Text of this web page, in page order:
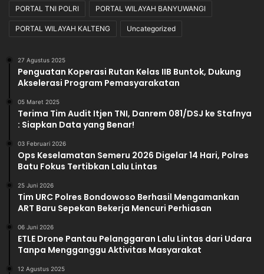
PORTAL TNI POLRI PORTAL WILAYAH BANYUWANGI
PORTAL WILAYAH KALTENG Uncategorized
27 Agustus 2025
Penguatan Koperasi Rutan Kelas IIB Buntok, Dukung
Akselerasi Program Pemasyarakatan
05 Maret 2025
Terima Tim Audit Itjen TNI, Danrem 081/DSJ ke Stafnya
: Siapkan Data yang Benar!
03 Februari 2026
Ops Keselamatan Semeru 2026 Digelar 14 Hari, Polres
Batu Fokus Tertibkan Lalu Lintas
25 Juni 2026
Tim URC Polres Bondowoso Berhasil Mengamankan
ART Baru Sepekan Bekerja Mencuri Perhiasan
06 Juni 2026
ETLE Drone Pantau Pelanggaran Lalu Lintas dari Udara
Tanpa Mengganggu Aktivitas Masyarakat
12 Agustus 2025